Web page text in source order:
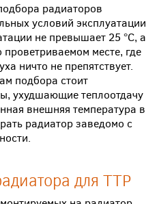
радиаторов
условий эксплуатации
не превышает 25 °С, а
месте, где
ничто не препятствует.
подбора стоит
ухудшающие теплоотдачу
внешняя температура в
радиатор заведомо с
для ТТР